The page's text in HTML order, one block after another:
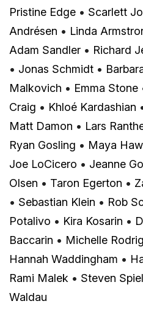
Pristine Edge • Scarlett
Andrésen • Linda
Adam Sandler • Richard
• Jonas Schmidt •
Malkovich • Emma Stone
Craig • Khloé Kardashian
Matt Damon • Lars
Ryan Gosling • Maya
Joe LoCicero • Jeanne
Olsen • Taron Egerton •
• Sebastian Klein • Rob
Potalivo • Kira Kosarin •
Baccarin • Michelle
Hannah Waddingham •
Rami Malek • Steven
Waldau